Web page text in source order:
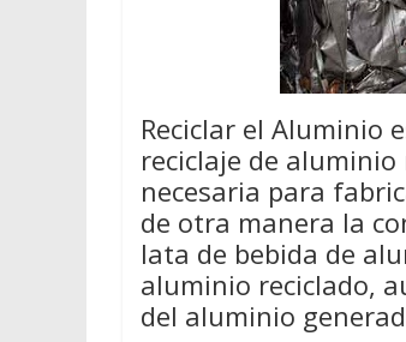
Reciclar el Aluminio
reciclaje de
necesaria para
de otra manera la
lata de bebida de
aluminio reciclado,
del aluminio